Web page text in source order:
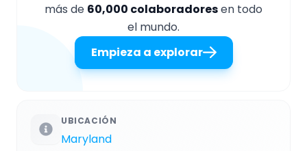
más de 60,000 colaboradoresen todo
el mundo.
Empieza a explorar
UBICACIÓN
Maryland